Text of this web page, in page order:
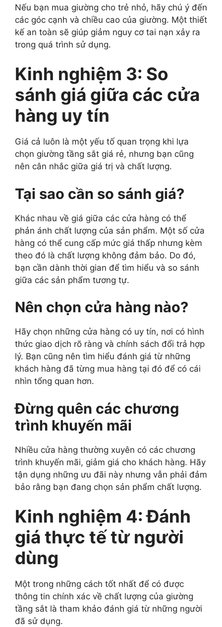
Nếu bạn mua giường cho trẻ nhỏ, hãy chú ý đến
các góc cạnh và chiều cao của giường. Một thiết
kế an toàn sẽ giúp giảm nguy cơ tai nạn xảy ra
trong quá trình sử dụng.
Kinh nghiệm 3: So
sánh giá giữa các cửa
hàng uy tín
Giá cả luôn là một yếu tố quan trọng khi lựa
chọn giường tầng sắt giá rẻ, nhưng bạn cũng
nên cân nhắc giữa giá trị và chất lượng.
Tại sao cần so sánh giá?
Khác nhau về giá giữa các cửa hàng có thể
phản ánh chất lượng của sản phẩm. Một số cửa
hàng có thể cung cấp mức giá thấp nhưng kèm
theo đó là chất lượng không đảm bảo. Do đó,
bạn cần dành thời gian để tìm hiểu và so sánh
giữa các sản phẩm tương tự.
Nên chọn cửa hàng nào?
Hãy chọn những cửa hàng có uy tín, nơi có hình
thức giao dịch rõ ràng và chính sách đổi trả hợp
lý. Bạn cũng nên tìm hiểu đánh giá từ những
khách hàng đã từng mua hàng tại đó để có cái
nhìn tổng quan hơn.
Đừng quên các chương
trình khuyến mãi
Nhiều cửa hàng thường xuyên có các chương
trình khuyến mãi, giảm giá cho khách hàng. Hãy
tận dụng những ưu đãi này nhưng vẫn phải đảm
bảo rằng bạn đang chọn sản phẩm chất lượng.
Kinh nghiệm 4: Đánh
giá thực tế từ người
dùng
Một trong những cách tốt nhất để có được
thông tin chính xác về chất lượng của giường
tầng sắt là tham khảo đánh giá từ những người
đã sử dụng.